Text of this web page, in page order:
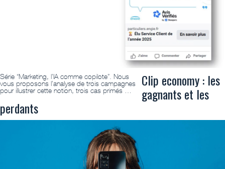
Série “Marketing, l’IA comme copilote”. Nous
vous proposons l’analyse de trois campagnes
pour illustrer cette notion, trois cas primés …
Clip economy : les
gagnants et les
perdants